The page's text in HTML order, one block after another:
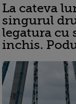
La cateva
singurul
legatura cu
inchis.